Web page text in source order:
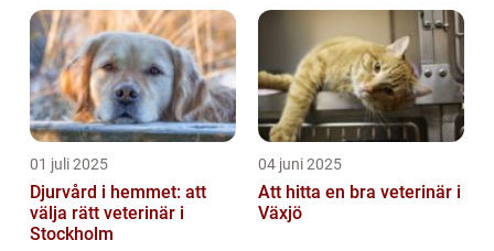
01 juli 2025
Djurvård i hemmet: att
välja rätt veterinär i
Stockholm
04 juni 2025
Att hitta en bra veterinär i
Växjö